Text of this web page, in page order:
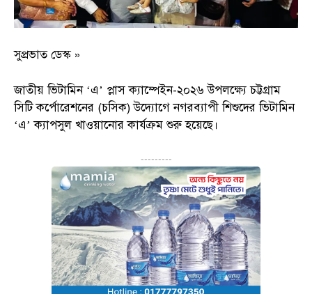
সুপ্রভাত ডেস্ক »
জাতীয় ভিটামিন ‘এ’ প্লাস ক্যাম্পেইন-২০২৬ উপলক্ষ্যে চট্টগ্রাম
সিটি কর্পোরেশনের (চসিক) উদ্যোগে নগরব্যাপী শিশুদের ভিটামিন
‘এ’ ক্যাপসুল খাওয়ানোর কার্যক্রম শুরু হয়েছে।
---------